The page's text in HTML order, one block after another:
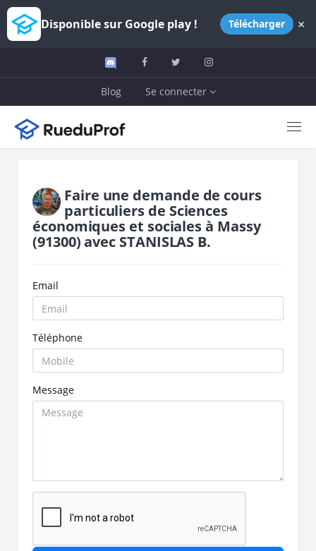
Disponible sur Google play ! Télécharger ×
Blog Se connecter
Faire une demande de cours
particuliers de Sciences
économiques et socialesà Massy
(91300)avec STANISLAS B.
Email
Téléphone
Message